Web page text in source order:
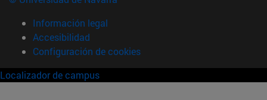
Información legal
Accesibilidad
Configuración de cookies
Localizador de campus